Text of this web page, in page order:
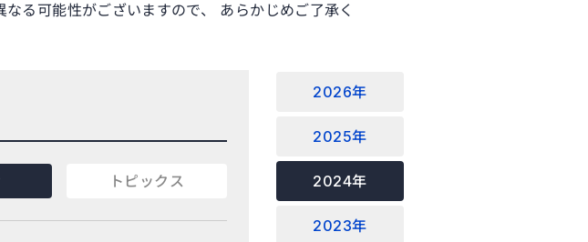
る可能性がございますので、 あらかじめご了承く
トピックス
2026年
2025年
2024年
2023年